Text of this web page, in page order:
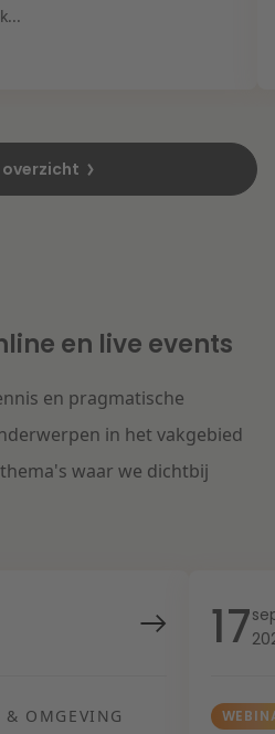
overzicht
en live events
en pragmatische
in het vakgebied
waar we dichtbij
& OMGEVING
17